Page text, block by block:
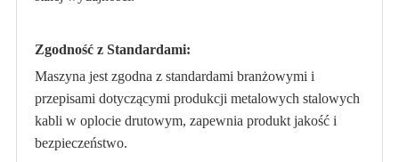
Zgodność z Standardami:
Maszyna jest zgodna z standardami branżowymi i
przepisami dotyczącymi produkcji metalowych stalowych
kabli w oplocie drutowym, zapewnia produkt jakość i
bezpieczeństwo.